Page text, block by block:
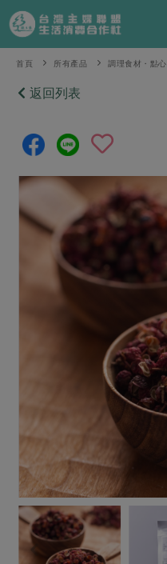
產品分類
當季蔬果
芽苗類
辛香料類
奶蛋豆・五穀
調理食材・點心
調味醬料/南北貨
休閒零嘴
保健食品
食譜料理
食材
肉食
烘焙．點心
湯品．鍋物
漬物
涼拌沙拉
特別企畫
預購活動
把最好的台灣味帶回家！
防災用品預購圓滿結束
2026年端午節預購圓滿結束
合作25-經典快閃最後一週
合作25-精選產品第四彈
合作25-精選產品第三彈
更多當季產品
議題活動
主婦聯盟X樂齡網特約優惠案
綠主張
觀點文章
主婦食堂
社內大小事
減硝酸鹽
非基改運動
廢核運動
減添加物
公益金
關於合作社
認識合作社
關於我們
自主把關
檢驗報告
硝酸鹽檢驗
社員權益
重要公告
首頁 所有產品 調理食材・點心
返回列表